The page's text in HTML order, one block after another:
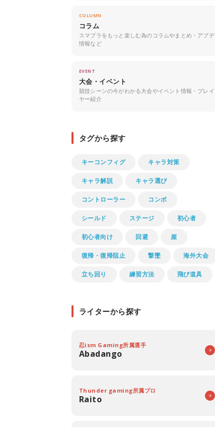
COLUMN
コラム
スマブラをもっと楽しむ為のコラムやまとめ・アプデ
情報など
EVENT
大会・イベント
競技シーンの今がわかる大会やイベント情報・プレイ
ヤー紹介
タグから探す
キーコンフィグ キャラ対策
キャラ解説 キャラ選び
コントローラー コンボ
シールド ステージ 初心者
初心者向け 回避 崖
復帰・復帰阻止 撃墜 海外大会
立ち回り 練習方法 飛び道具
ライターから探す
忍ism Gaming所属選手
Abadango
Thunder gaming所属プロ
Raito